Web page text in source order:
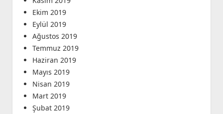
Ekim 2019
Eylül 2019
Ağustos 2019
Temmuz 2019
Haziran 2019
Mayıs 2019
Nisan 2019
Mart 2019
Şubat 2019